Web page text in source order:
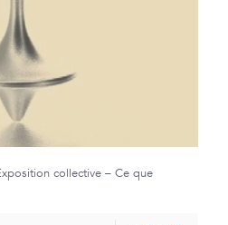
collective – Ce que